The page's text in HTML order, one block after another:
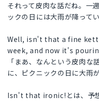
それって皮肉な話だね。一
ックの日には大雨が降って
Well, isn't that a fine
week, and now it's
「まあ、なんという皮肉な
に、ピクニックの日に大雨
Isn't that ironic!とは、予